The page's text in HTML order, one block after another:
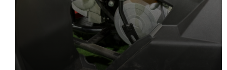
Длина упаковки (мм)
Ширина упаковки(мм)